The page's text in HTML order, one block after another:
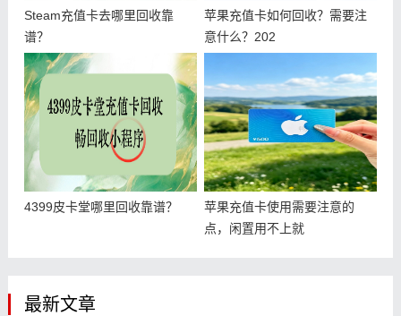
Steam充值卡去哪里回收靠
谱？
苹果充值卡如何回收？需要注
意什么？202
4399皮卡堂哪里回收靠谱？
苹果充值卡使用需要注意的
点，闲置用不上就
最新文章